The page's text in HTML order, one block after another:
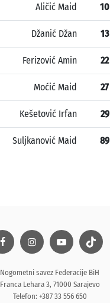
Aličić Maid 10
Džanić Džan 13
Ferizović Amin 22
Moćić Maid 27
Kešetović Irfan 29
Suljkanović Maid 89
Nogometni savez Federacije BiH
Franca Lehara 3, 71000 Sarajevo
Telefon: +387 33 556 650